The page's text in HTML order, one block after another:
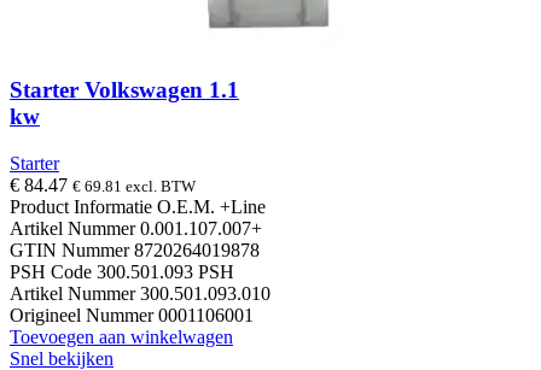
Starter Volkswagen 1.1
kw
Starter
€ 84.47 € 69.81 excl. BTW
Product Informatie O.E.M. +Line
Artikel Nummer 0.001.107.007+
GTIN Nummer 8720264019878
PSH Code 300.501.093 PSH
Artikel Nummer 300.501.093.010
Origineel Nummer 0001106001
Toevoegen aan winkelwagen
Snel bekijken